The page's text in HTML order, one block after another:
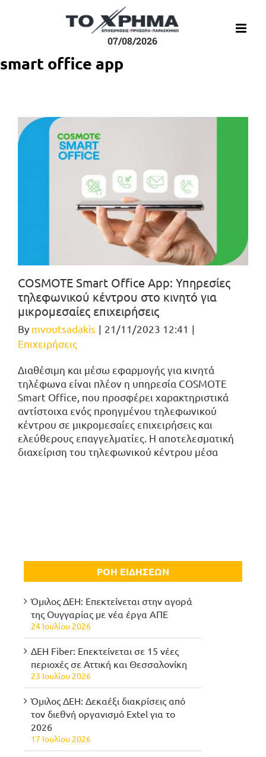
07/08/2026
smart office app
COSMOTE Smart Office Αpp: Υπηρεσίες
τηλεφωνικού κέντρου στο κινητό για
μικρομεσαίες επιχειρήσεις
By mvoutsadakis | 21/11/2023 12:41 |
Επιχειρήσεις
Διαθέσιμη και μέσω εφαρμογής για κινητά
τηλέφωνα είναι πλέον η υπηρεσία COSMOTE
Smart Office, που προσφέρει χαρακτηριστικά
αντίστοιχα ενός προηγμένου τηλεφωνικού
κέντρου σε μικρομεσαίες επιχειρήσεις και
ελεύθερους επαγγελματίες. Η αποτελεσματική
διαχείριση του τηλεφωνικού κέντρου μέσα
ΡΟΗ ΕΙΔΗΣΕΩΝ
Όμιλος ΔΕΗ: Επεκτείνεται στην αγορά
της Ουγγαρίας με νέα έργα ΑΠΕ
24 Ιουλίου 2026
ΔΕΗ Fiber: Επεκτείνεται σε 15 νέες
περιοχές σε Αττική και Θεσσαλονίκη
23 Ιουλίου 2026
Όμιλος ΔΕΗ: Δεκαέξι διακρίσεις από
τον διεθνή οργανισμό Extel για το
2026
17 Ιουλίου 2026